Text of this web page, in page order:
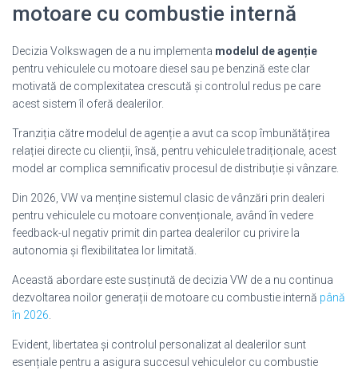
motoare cu combustie internă
Decizia Volkswagen de a nu implementa modelul de agenție
pentru vehiculele cu motoare diesel sau pe benzină este clar
motivată de complexitatea crescută și controlul redus pe care
acest sistem îl oferă dealerilor.
Tranziția către modelul de agenție a avut ca scop îmbunătățirea
relației directe cu clienții, însă, pentru vehiculele tradiționale, acest
model ar complica semnificativ procesul de distribuție și vânzare.
Din 2026, VW va menține sistemul clasic de vânzări prin dealeri
pentru vehiculele cu motoare convenționale, având în vedere
feedback-ul negativ primit din partea dealerilor cu privire la
autonomia și flexibilitatea lor limitată.
Această abordare este susținută de decizia VW de a nu continua
dezvoltarea noilor generații de motoare cu combustie internă până
în 2026
Evident, libertatea și controlul personalizat al dealerilor sunt
esențiale pentru a asigura succesul vehiculelor cu combustie